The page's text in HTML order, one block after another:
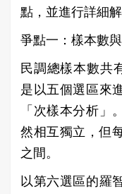
點，並進行詳細解
爭點一：樣本數
民調總樣本數共
是以五個選區來
「次樣本分析」
然相互獨立，但
之間。
以第六選區的羅